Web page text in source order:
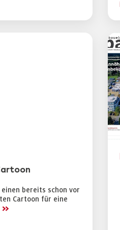
bereits schon vor
Cartoon für eine
>>